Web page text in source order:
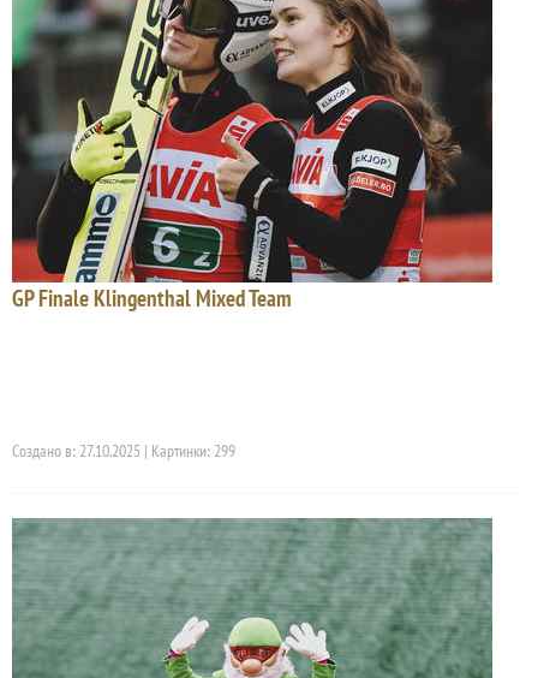
GP Finale Klingenthal Mixed Team
Создано в: 27.10.2025 | Картинки: 299